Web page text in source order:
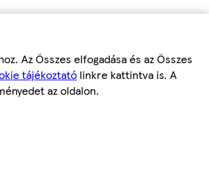
Az Összes elfogadása és az Összes
tájékoztató linkre kattintva is. A
az oldalon.